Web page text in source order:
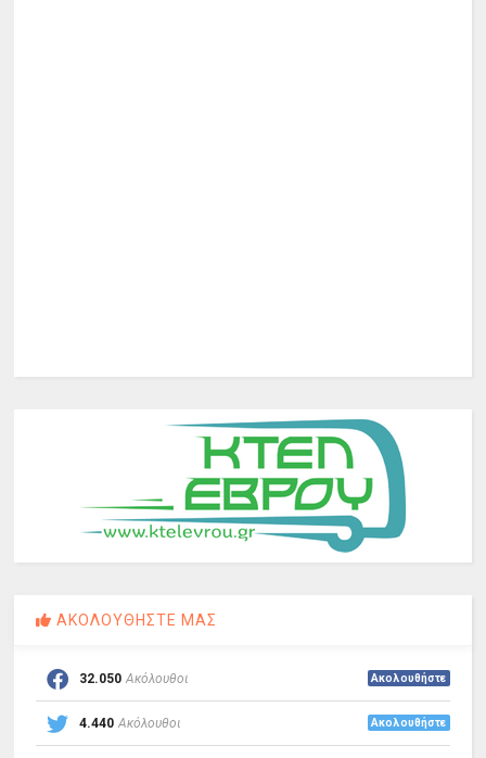
ΑΚΟΛΟΥΘΗΣΤΕ ΜΑΣ
32.050 Ακόλουθοι Ακολουθήστε
4.440 Ακόλουθοι Ακολουθήστε